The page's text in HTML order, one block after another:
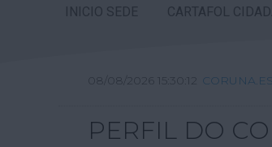
INICIO SEDE CARTAFOL
08/08/2026 15:30:12 CORUNA.ES
PERFIL DO